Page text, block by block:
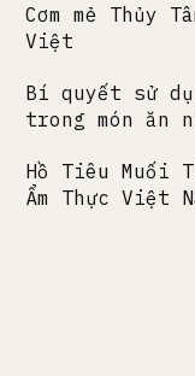
Cơm mẻ Thủy
Việt
Bí quyết sử
trong món ăn
Hồ Tiêu Muối
Ẩm Thực Việt